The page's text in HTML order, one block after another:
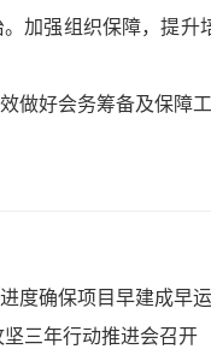
加强组织保障，提
好会务筹备及保障
度确保项目早建成早
三年行动推进会召开